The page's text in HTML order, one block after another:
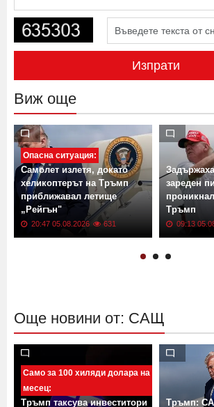
Изпрати
Виж още
Опасна ситуация:
Самолет излетя, докато
хеликоптерът на Тръмп
приближавал летище
„Рейгън"
20:47 05.08.2026 631
зареден
Тръмп
09:13
Още новини от: САЩ
Само за 100 хиляди долара на
месец:
Тръмп таксува инвеститори
Тръмп: